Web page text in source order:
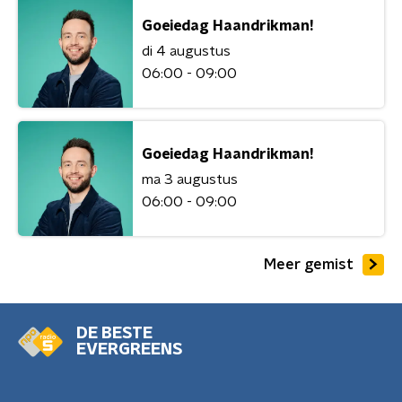
Goeiedag Haandrikman!
di 4 augustus
06:00 - 09:00
Goeiedag Haandrikman!
ma 3 augustus
06:00 - 09:00
Meer gemist
DE BESTE
EVERGREENS